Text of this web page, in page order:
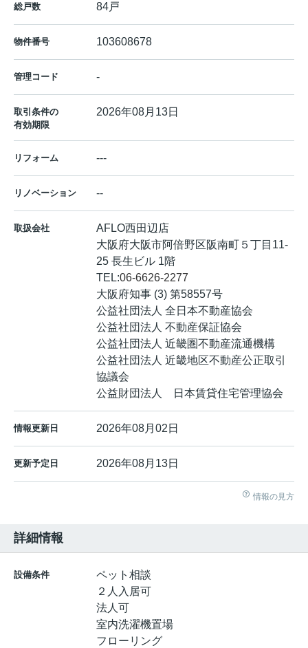
総戸数 84戸
物件番号 103608678
管理コード -
取引条件の
有効期限
2026年08月13日
リフォーム ---
リノベーション --
取扱会社
AFLO西田辺店
大阪府大阪市阿倍野区阪南町５丁目11-
25 長生ビル 1階
TEL:06-6626-2277
大阪府知事 (3) 第58557号
公益社団法人 全日本不動産協会
公益社団法人 不動産保証協会
公益社団法人 近畿圏不動産流通機構
公益社団法人 近畿地区不動産公正取引
協議会
公益財団法人 日本賃貸住宅管理協会
情報更新日 2026年08月02日
更新予定日 2026年08月13日
情報の見方
詳細情報
設備条件
ペット相談
２人入居可
法人可
室内洗濯機置場
フローリング